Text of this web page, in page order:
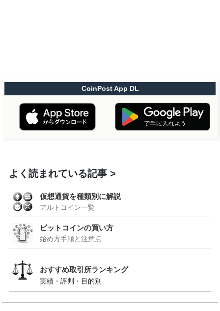
CoinPost App DL
よく読まれている記事
仮想通貨を種類別に解説
アルトコイン一覧
ビットコインの買い方
始め方手順と注意点
おすすめ取引所ランキング
実績・評判・目的別